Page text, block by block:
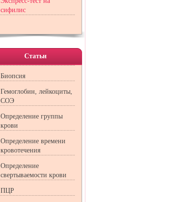
сифилис
Статьи
Биопсия
Гемоглобин, лейкоциты,
СОЭ
Определение группы
крови
Определение времени
кровотечения
Определение
свертываемости крови
ПЦР